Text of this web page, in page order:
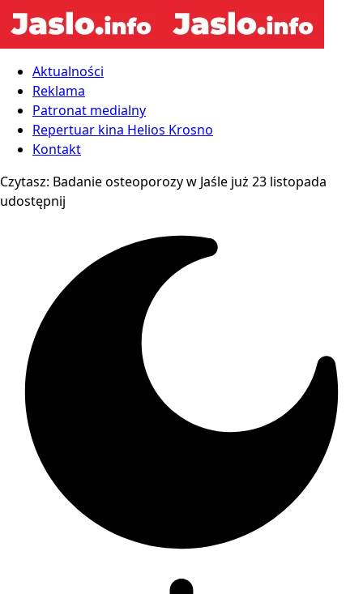
Aktualności
Reklama
Patronat medialny
Repertuar kina Helios Krosno
Kontakt
Czytasz: Badanie osteoporozy w Jaśle już 23 listopada
udostępnij